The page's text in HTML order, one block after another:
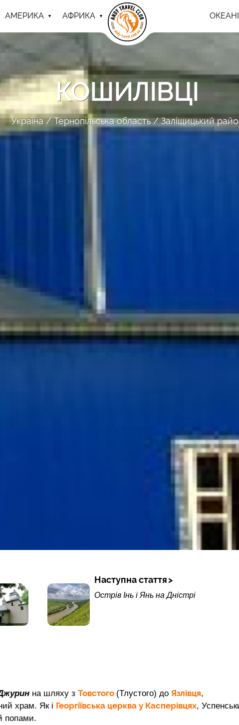
АМЕРИКА АФРИКА
КОШИЛІВЦІ
Україна Тернопільська область Заліщицький
Наступна стаття
Острів Інь і Янь на Дністрі
на шляху з Товстого (Тлустого) до Язлівця,
храм. Як і Георгіївська церква у Касперівцях,
попами.